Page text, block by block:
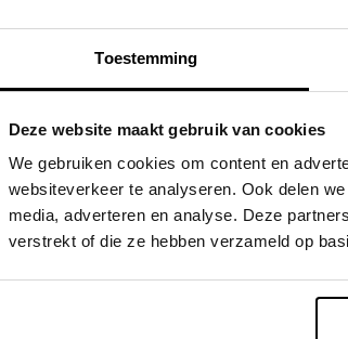
Toestemming
Deze website maakt gebruik van cookies
We gebruiken cookies om content en
websiteverkeer te analyseren. Ook delen
media, adverteren en analyse. Deze
verstrekt of die ze hebben verzameld op
Max: €3000
Samurai +10cm
€2.144,63 Excl. btw
€2.595,00 Incl. btw